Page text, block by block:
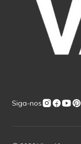
Siga-nos